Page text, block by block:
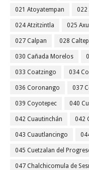
021 Atoyatempan 022
024 Atzitzintla 025
027 Calpan 028
030 Cañada Morelos
033 Coatzingo 034
036 Coronango 037
039 Coyotepec 040
042 Cuautinchán 042
043 Cuautlancingo
045 Cuetzalan del
047 Chalchicomula de